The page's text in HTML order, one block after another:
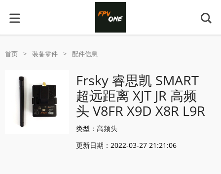
首页 > 装备零件 > 配件信息
Frsky 睿思凯 SMART
超远距离 XJT JR 高频
头 V8FR X9D X8R L9R
类型：高频头
更新日期：2022-03-27 21:21:06